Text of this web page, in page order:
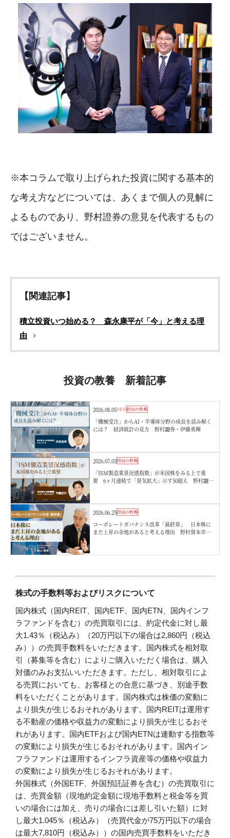
※本コラムで取り上げられた投資に関する基本的
な考え方などについては、あくまで個人の見解に
よるものであり、野村證券の意見を代表するもの
ではございません。
【関連記事】
積立投資いつ始める？ 森永康平が「今」と考える理
由
投資の教養 新着記事
2026.08.05NEW投資の教養
「機械受注」からAI・半導体分野の成長を読み解く
には？ 経済統計の見方 野村證券・伊藤勇輝
2026.07.03投資の教養
「ISM製造業景況感指数」が米国株をみる上で重
要 6ヶ月連続で「景気拡大」示す50超え 野村證
2026.06.25投資の教養
コーポレートガバナンス改革「最終章」 日本株に
まだ上昇の余地があると考える理由 野村資本市場
株式の手数料等およびリスクについて
国内株式（国内REIT、国内ETF、国内ETN、国内インフ
ラファンドを含む）の売買取引には、約定代金に対し最
大1.43％（税込み）（20万円以下の場合は2,860円（税込
み））の売買手数料をいただきます。国内株式を相対取
引（募集等を含む）によりご購入いただく場合は、購入
対価のみお支払いいただきます。ただし、相対取引によ
る売買においても、お客様との合意に基づき、別途手数
料をいただくことがあります。国内株式は株価の変動に
より損失が生じるおそれがあります。国内REITは運用す
る不動産の価格や収益力の変動により損失が生じるおそ
れがあります。国内ETFおよび国内ETNは連動する指数等
の変動により損失が生じるおそれがあります。国内イン
フラファンドは運用するインフラ資産等の価格や収益力
の変動により損失が生じるおそれがあります。
外国株式（外国ETF、外国預託証券を含む）の売買取引に
は、売買金額（現地約定金額に現地手数料と税金等を買
いの場合には加え、売りの場合には差し引いた額）に対
し最大1.045％（税込み）（売買代金が75万円以下の場合
は最大7,810円（税込み））の国内売買手数料をいただき